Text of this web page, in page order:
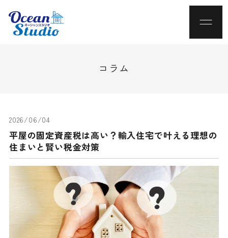
コラム
2026/06/04
平屋の固定資産税は高い？輸入住宅で叶える理想の
住まいと賢い税金対策